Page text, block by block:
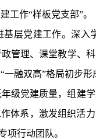
工作“样板党支部”。
基层党建工作。深入
管理、课堂教学、
融双高”格局初步形
级党建质量，组建
体系，激发组织活
项行动团队。